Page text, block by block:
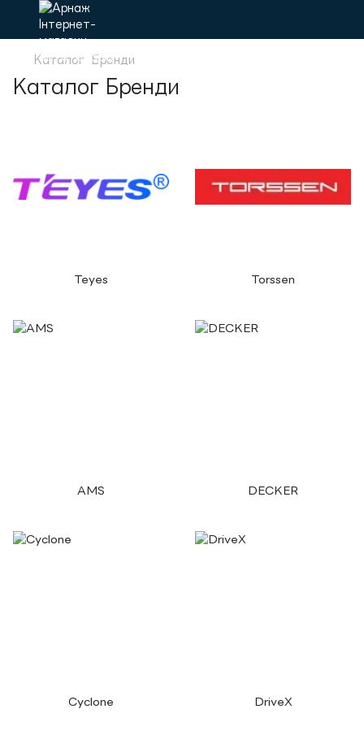
Каталог Бренди
Каталог Бренди
Teyes Torssen
AMS DECKER
Cyclone DriveX